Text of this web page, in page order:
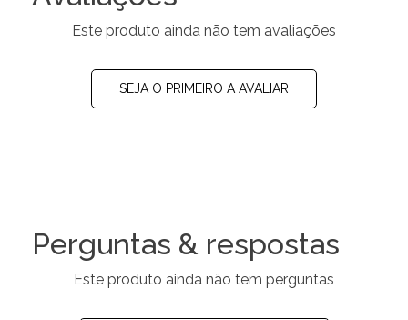
Este produto ainda não tem avaliações
SEJA O PRIMEIRO A AVALIAR
Perguntas & respostas
Este produto ainda não tem perguntas